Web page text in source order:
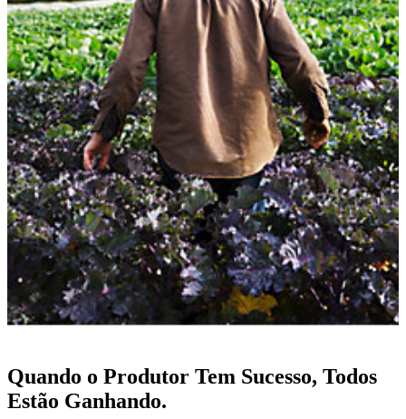
Quando o Produtor Tem Sucesso, Todos
Estão Ganhando.